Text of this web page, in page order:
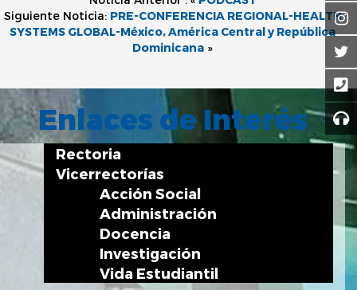
Siguiente Noticia: PRE-CONFERENCIA REGIONAL-HEALTH
SYSTEMS GLOBAL-México, América Central y República
Dominicana »
Enlaces de Interés
Rectoria
Vicerrectorías
Acción Social
Administración
Docencia
Investigación
Vida Estudiantil